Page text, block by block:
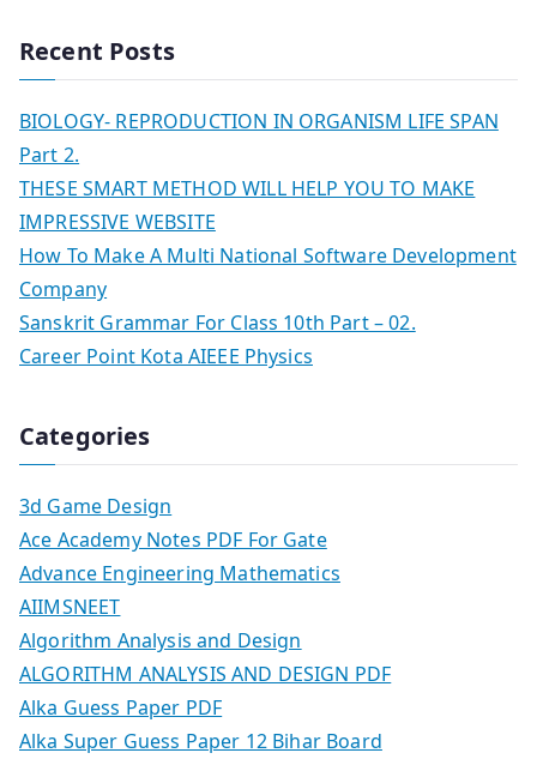
Recent Posts
BIOLOGY- REPRODUCTION IN ORGANISM LIFE SPAN
Part 2.
THESE SMART METHOD WILL HELP YOU TO MAKE
IMPRESSIVE WEBSITE
How To Make A Multi National Software Development
Company
Sanskrit Grammar For Class 10th Part – 02.
Career Point Kota AIEEE Physics
Categories
3d Game Design
Ace Academy Notes PDF For Gate
Advance Engineering Mathematics
AIIMSNEET
Algorithm Analysis and Design
ALGORITHM ANALYSIS AND DESIGN PDF
Alka Guess Paper PDF
Alka Super Guess Paper 12 Bihar Board